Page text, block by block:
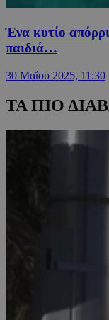
Ένα κυτίο
παιδιά…
30 Μαΐου 2025, 11:30
ΤΑ ΠΙΟ